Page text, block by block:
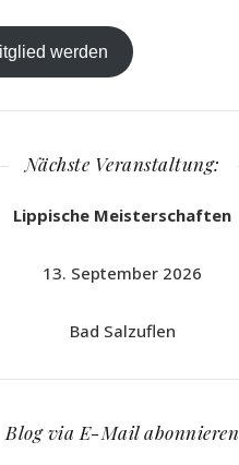
werden
Nächste Veranstaltung:
Lippische Meisterschaften
13. September 2026
Bad Salzuflen
Blog via E-Mail abonnieren